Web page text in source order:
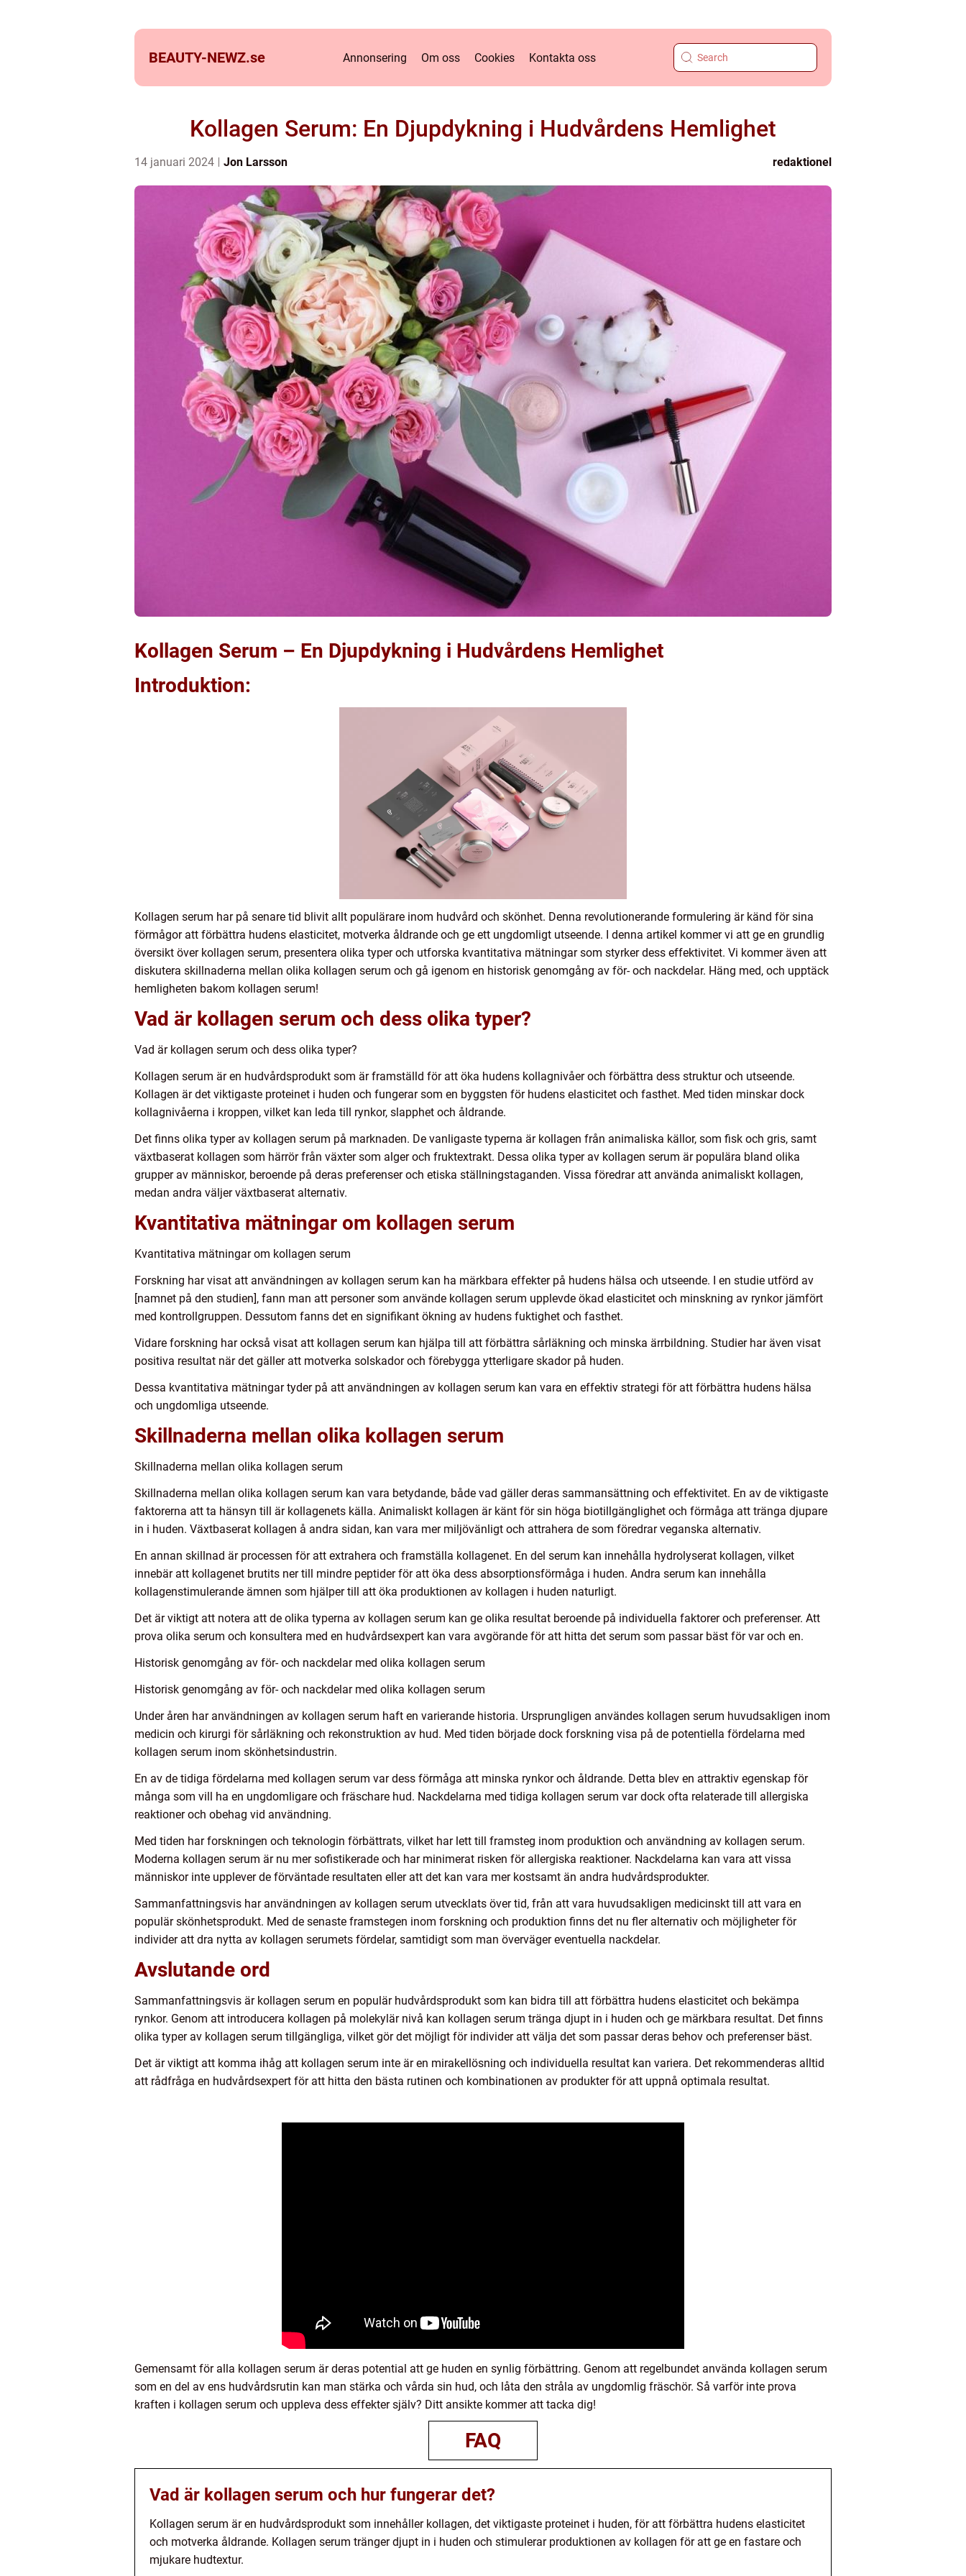
BEAUTY-NEWZ.se Annonsering Om oss Cookies Kontakta oss
Kollagen Serum: En Djupdykning i Hudvårdens Hemlighet
14 januari 2024 Jon Larsson redaktionel
Kollagen Serum – En Djupdykning i Hudvårdens Hemlighet
Introduktion:
Kollagen serum har på senare tid blivit allt populärare inom hudvård och skönhet. Denna revolutionerande formulering är känd för sina
förmågor att förbättra hudens elasticitet, motverka åldrande och ge ett ungdomligt utseende. I denna artikel kommer vi att ge en grundlig
översikt över kollagen serum, presentera olika typer och utforska kvantitativa mätningar som styrker dess effektivitet. Vi kommer även att
diskutera skillnaderna mellan olika kollagen serum och gå igenom en historisk genomgång av för- och nackdelar. Häng med, och upptäck
hemligheten bakom kollagen serum!
Vad är kollagen serum och dess olika typer?
Vad är kollagen serum och dess olika typer?
Kollagen serum är en hudvårdsprodukt som är framställd för att öka hudens kollagnivåer och förbättra dess struktur och utseende.
Kollagen är det viktigaste proteinet i huden och fungerar som en byggsten för hudens elasticitet och fasthet. Med tiden minskar dock
kollagnivåerna i kroppen, vilket kan leda till rynkor, slapphet och åldrande.
Det finns olika typer av kollagen serum på marknaden. De vanligaste typerna är kollagen från animaliska källor, som fisk och gris, samt
växtbaserat kollagen som härrör från växter som alger och fruktextrakt. Dessa olika typer av kollagen serum är populära bland olika
grupper av människor, beroende på deras preferenser och etiska ställningstaganden. Vissa föredrar att använda animaliskt kollagen,
medan andra väljer växtbaserat alternativ.
Kvantitativa mätningar om kollagen serum
Kvantitativa mätningar om kollagen serum
Forskning har visat att användningen av kollagen serum kan ha märkbara effekter på hudens hälsa och utseende. I en studie utförd av
[namnet på den studien], fann man att personer som använde kollagen serum upplevde ökad elasticitet och minskning av rynkor jämfört
med kontrollgruppen. Dessutom fanns det en signifikant ökning av hudens fuktighet och fasthet.
Vidare forskning har också visat att kollagen serum kan hjälpa till att förbättra sårläkning och minska ärrbildning. Studier har även visat
positiva resultat när det gäller att motverka solskador och förebygga ytterligare skador på huden.
Dessa kvantitativa mätningar tyder på att användningen av kollagen serum kan vara en effektiv strategi för att förbättra hudens hälsa
och ungdomliga utseende.
Skillnaderna mellan olika kollagen serum
Skillnaderna mellan olika kollagen serum
Skillnaderna mellan olika kollagen serum kan vara betydande, både vad gäller deras sammansättning och effektivitet. En av de viktigaste
faktorerna att ta hänsyn till är kollagenets källa. Animaliskt kollagen är känt för sin höga biotillgänglighet och förmåga att tränga djupare
in i huden. Växtbaserat kollagen å andra sidan, kan vara mer miljövänligt och attrahera de som föredrar veganska alternativ.
En annan skillnad är processen för att extrahera och framställa kollagenet. En del serum kan innehålla hydrolyserat kollagen, vilket
innebär att kollagenet brutits ner till mindre peptider för att öka dess absorptionsförmåga i huden. Andra serum kan innehålla
kollagenstimulerande ämnen som hjälper till att öka produktionen av kollagen i huden naturligt.
Det är viktigt att notera att de olika typerna av kollagen serum kan ge olika resultat beroende på individuella faktorer och preferenser. Att
prova olika serum och konsultera med en hudvårdsexpert kan vara avgörande för att hitta det serum som passar bäst för var och en.
Historisk genomgång av för- och nackdelar med olika kollagen serum
Historisk genomgång av för- och nackdelar med olika kollagen serum
Under åren har användningen av kollagen serum haft en varierande historia. Ursprungligen användes kollagen serum huvudsakligen inom
medicin och kirurgi för sårläkning och rekonstruktion av hud. Med tiden började dock forskning visa på de potentiella fördelarna med
kollagen serum inom skönhetsindustrin.
En av de tidiga fördelarna med kollagen serum var dess förmåga att minska rynkor och åldrande. Detta blev en attraktiv egenskap för
många som vill ha en ungdomligare och fräschare hud. Nackdelarna med tidiga kollagen serum var dock ofta relaterade till allergiska
reaktioner och obehag vid användning.
Med tiden har forskningen och teknologin förbättrats, vilket har lett till framsteg inom produktion och användning av kollagen serum.
Moderna kollagen serum är nu mer sofistikerade och har minimerat risken för allergiska reaktioner. Nackdelarna kan vara att vissa
människor inte upplever de förväntade resultaten eller att det kan vara mer kostsamt än andra hudvårdsprodukter.
Sammanfattningsvis har användningen av kollagen serum utvecklats över tid, från att vara huvudsakligen medicinskt till att vara en
populär skönhetsprodukt. Med de senaste framstegen inom forskning och produktion finns det nu fler alternativ och möjligheter för
individer att dra nytta av kollagen serumets fördelar, samtidigt som man överväger eventuella nackdelar.
Avslutande ord
Sammanfattningsvis är kollagen serum en populär hudvårdsprodukt som kan bidra till att förbättra hudens elasticitet och bekämpa
rynkor. Genom att introducera kollagen på molekylär nivå kan kollagen serum tränga djupt in i huden och ge märkbara resultat. Det finns
olika typer av kollagen serum tillgängliga, vilket gör det möjligt för individer att välja det som passar deras behov och preferenser bäst.
Det är viktigt att komma ihåg att kollagen serum inte är en mirakellösning och individuella resultat kan variera. Det rekommenderas alltid
att rådfråga en hudvårdsexpert för att hitta den bästa rutinen och kombinationen av produkter för att uppnå optimala resultat.
Gemensamt för alla kollagen serum är deras potential att ge huden en synlig förbättring. Genom att regelbundet använda kollagen serum
som en del av ens hudvårdsrutin kan man stärka och vårda sin hud, och låta den stråla av ungdomlig fräschör. Så varför inte prova
kraften i kollagen serum och uppleva dess effekter själv? Ditt ansikte kommer att tacka dig!
FAQ
Vad är kollagen serum och hur fungerar det?
Kollagen serum är en hudvårdsprodukt som innehåller kollagen, det viktigaste proteinet i huden, för att förbättra hudens elasticitet
och motverka åldrande. Kollagen serum tränger djupt in i huden och stimulerar produktionen av kollagen för att ge en fastare och
mjukare hudtextur.